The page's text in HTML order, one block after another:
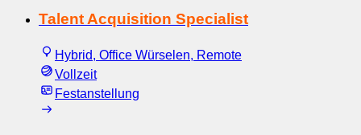
Talent Acquisition Specialist
Hybrid, Office Würselen, Remote
Vollzeit
Festanstellung